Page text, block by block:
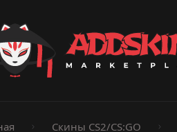
Ножи
винтовки
Скины CS2/CS:GO